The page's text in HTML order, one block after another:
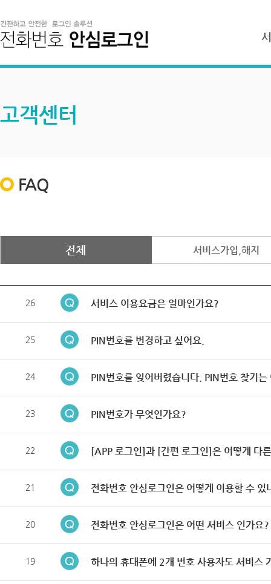
고객센터
FAQ
전체 서비스가입,해지
26 서비스 이용요금은 얼마인가요?
25 PIN번호를 변경하고 싶어요.
24 PIN번호를 잊어버렸습니다. PIN번호 찾기는
23 PIN번호가 무엇인가요?
22 [APP 로그인]과 [간편 로그인]은 어떻게 다
21 전화번호 안심로그인은 어떻게 이용할 수 있
20 전화번호 안심로그인은 어떤 서비스 인가요?
19 하나의 휴대폰에 2개 번호 사용자도 서비스